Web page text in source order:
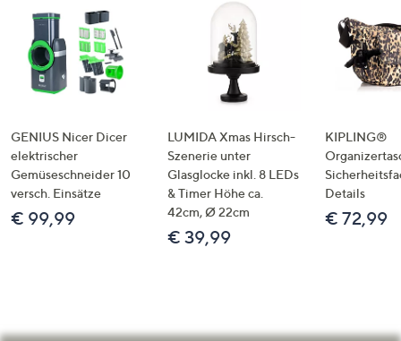
GENIUS Nicer Dicer
elektrischer
Gemüseschneider 10
versch. Einsätze
€ 99,99
LUMIDA Xmas Hirsch-
Szenerie unter
Glasglocke inkl. 8 LEDs
& Timer Höhe ca.
42cm, Ø 22cm
€ 39,99
KIPLING®
Details
€ 72,99